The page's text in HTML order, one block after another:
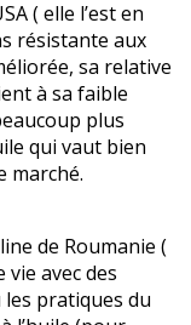
( elle l’est en
résistante aux
sa relative
à sa faible
plus
qui vaut bien
marché.
de Roumanie (
vie avec des
pratiques du